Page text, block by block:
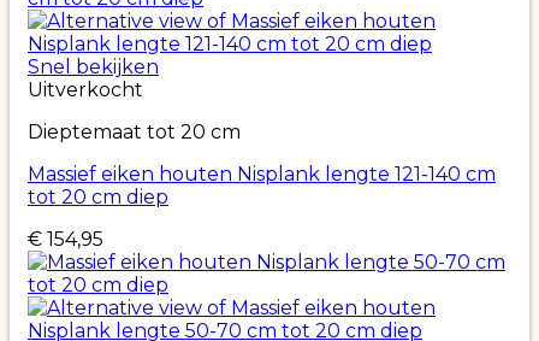
Snel bekijken
Uitverkocht
Dieptemaat tot 20 cm
Massief eiken houten Nisplank lengte 121-140 cm
tot 20 cm diep
€ 154,95